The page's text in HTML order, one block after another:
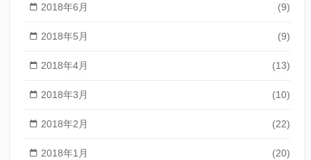
2018年6月 (9)
2018年5月 (9)
2018年4月 (13)
2018年3月 (10)
2018年2月 (22)
2018年1月 (20)